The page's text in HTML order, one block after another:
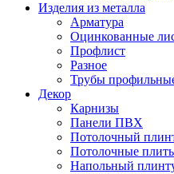
Изделия из металла
Арматура
Оцинкованные
Профлист
Разное
Трубы
Декор
Карнизы
Панели ПВХ
Потолочный
Потолочные
Напольный